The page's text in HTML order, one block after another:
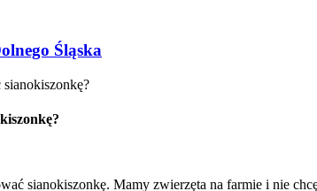
Śląska
sianokiszonkę. Mamy zwierzęta na farmie i nie